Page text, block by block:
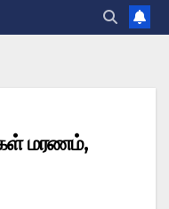
மரணம்,